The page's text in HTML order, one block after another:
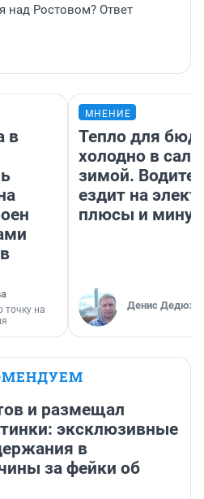
над Ростовом? Ответ
в
точку на
МНЕНИЕ
Тепло для
холодно в
зимой.
ездит на
плюсы и
Денис
и размещал
эксклюзивные
в
за фейки об